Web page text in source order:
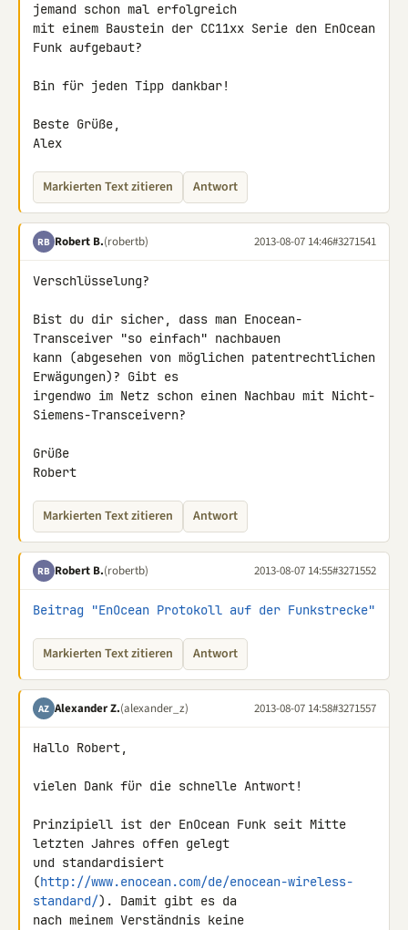
jemand schon mal erfolgreich
mit einem Baustein der CC11xx Serie den EnOcean
Funk aufgebaut?
Bin für jeden Tipp dankbar!
Beste Grüße,
Alex
Markierten Text zitieren Antwort
RB Robert B.(robertb) 2013-08-07 14:46#3271541
Verschlüsselung?
Bist du dir sicher, dass man Enocean-
Transceiver "so einfach" nachbauen
kann (abgesehen von möglichen patentrechtlichen
Erwägungen)? Gibt es
irgendwo im Netz schon einen Nachbau mit Nicht-
Siemens-Transceivern?
Grüße
Robert
Markierten Text zitieren Antwort
RB Robert B.(robertb) 2013-08-07 14:55#3271552
Beitrag "EnOcean Protokoll auf der Funkstrecke"
Markierten Text zitieren Antwort
AZ Alexander Z.(alexander_z) 2013-08-07 14:58#3271557
Hallo Robert,
vielen Dank für die schnelle Antwort!
Prinzipiell ist der EnOcean Funk seit Mitte
letzten Jahres offen gelegt
und standardisiert
(http://www.enocean.com/de/enocean-wireless-
standard/). Damit gibt es da
nach meinem Verständnis keine